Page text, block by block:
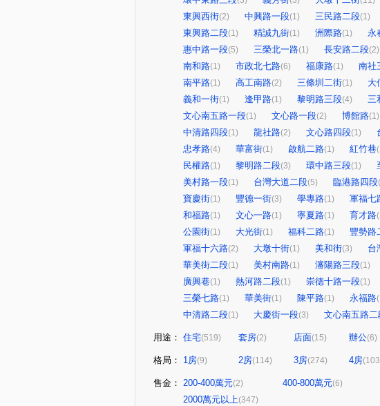
東興西街(2) 中興路一段(1) 三民路二段(1)
東興路二段(1) 精誠九街(1) 洲際路(1) 永
惠中路一段(5) 三榮北一路(1) 長安路二段(2)
南和路(1) 市政北七路(6) 福康路(1) 南社
南平路(1) 高工南路(2) 三條圳二街(1) 大
義和一街(1) 逢甲路(1) 黎明路三段(4) 三
文心南五路一段(1) 文心路一段(2) 博館路(1)
中清路四段(1) 龍社路(2) 文心路四段(1)
忠孝路(4) 華富街(1) 啟航二路(1) 紅竹巷
民權路(1) 黎明路二段(3) 環中路三段(1)
美村路一段(1) 台灣大道二段(5) 臨港路四段
寶慶街(1) 豐德一街(3) 學專路(1) 軍福七
和福路(1) 文心一路(1) 寧夏路(1) 育才路
公園街(1) 大光街(1) 福科二路(1) 豐勢路
軍福十六路(2) 大墩十街(1) 美和街(3) 台
華美街二段(1) 美村南路(1) 瀋陽路三段(1)
廣興巷(1) 熱河路二段(1) 崇德十路一段(1)
三榮七路(1) 華美街(1) 陳平路(1) 永福路
中清路二段(1) 大慶街一段(3) 文心南五路二
用途： 住宅(519) 套房(2) 店面(15) 辦公(6)
格局： 1房(9) 2房(114) 3房(274) 4房
售金： 200-400萬元(2) 400-800萬元(6)
2000萬元以上(347)